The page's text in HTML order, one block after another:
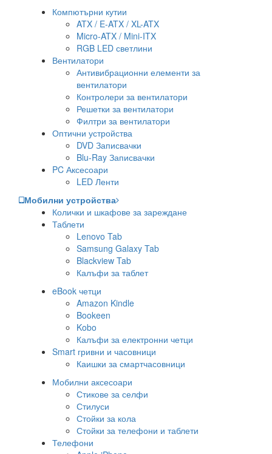
Компютърни кутии
ATX / E-ATX / XL-ATX
Micro-ATX / Mini-ITX
RGB LED светлини
Вентилатори
Антивибрационни елементи за
вентилатори
Контролери за вентилатори
Решетки за вентилатори
Филтри за вентилатори
Оптични устройства
DVD Записвачки
Blu-Ray Записвачки
PC Аксесоари
LED Ленти
Мобилни устройства
Колички и шкафове за зареждане
Таблети
Lenovo Tab
Samsung Galaxy Tab
Blackview Tab
Калъфи за таблет
eBook четци
Amazon Kindle
Bookeen
Kobo
Калъфи за електронни четци
Smart гривни и часовници
Каишки за смартчасовници
Мобилни аксесоари
Стикове за селфи
Стилуси
Стойки за кола
Стойки за телефони и таблети
Телефони